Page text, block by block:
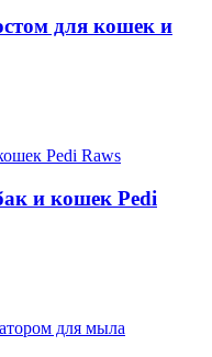
для кошек и
и кошек Pedi